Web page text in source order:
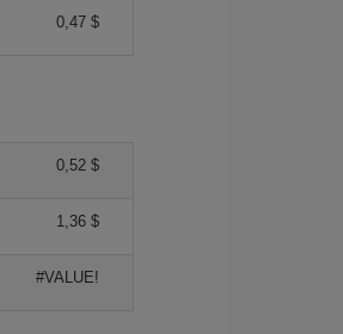
0,47 $
0,52 $
1,36 $
#VALUE!